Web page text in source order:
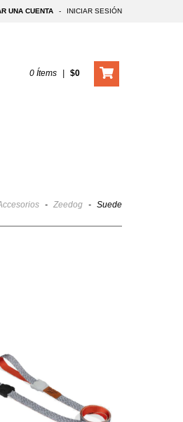
UNA CUENTA - INICIAR SESIÓN
0Ítems | $0
- Zeedog - Suede